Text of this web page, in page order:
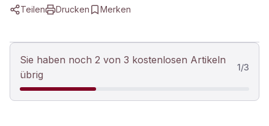
Teilen Drucken Merken
Sie haben noch 2 von 3 kostenlosen Artikeln
übrig
1/3